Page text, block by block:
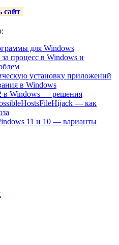
сайт
для Windows
процесс в Windows и
установку приложений
в Windows
в Windows — решения
— как
11 и 10 — варианты